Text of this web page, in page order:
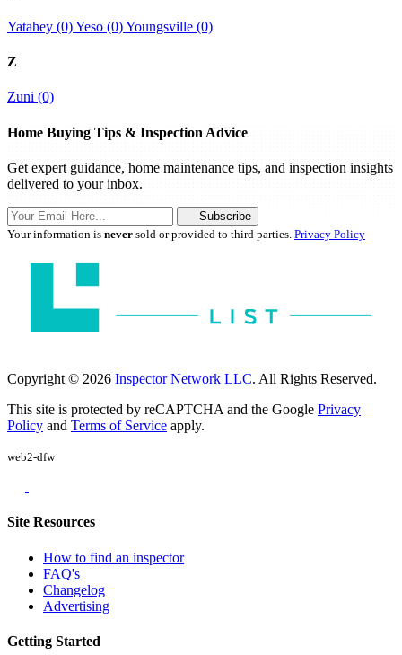
Yatahey (0)Yeso (0)Youngsville (0)
Z
Zuni (0)
Home Buying Tips & Inspection Advice
Get expert guidance, home maintenance tips, and inspection insights
delivered to your inbox.
Subscribe
Your information is never sold or provided to third parties. Privacy Policy
Copyright © 2026 Inspector Network LLC. All Rights Reserved.
This site is protected by reCAPTCHA and the Google Privacy
Policy and Terms of Service apply.
web2-dfw
Site Resources
How to find an inspector
FAQ's
Changelog
Advertising
Getting Started